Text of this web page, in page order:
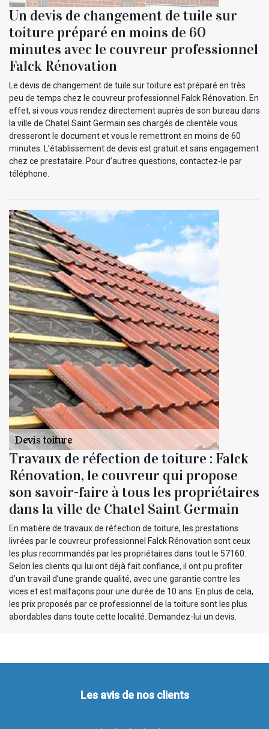
Un devis de changement de tuile sur
toiture préparé en moins de 60
minutes avec le couvreur professionnel
Falck Rénovation
Le devis de changement de tuile sur toiture est préparé en très
peu de temps chez le couvreur professionnel Falck Rénovation. En
effet, si vous vous rendez directement auprès de son bureau dans
la ville de Chatel Saint Germain ses chargés de clientèle vous
dresseront le document et vous le remettront en moins de 60
minutes. L’établissement de devis est gratuit et sans engagement
chez ce prestataire. Pour d’autres questions, contactez-le par
téléphone.
Travaux de réfection de toiture : Falck
Rénovation, le couvreur qui propose
son savoir-faire à tous les propriétaires
dans la ville de Chatel Saint Germain
En matière de travaux de réfection de toiture, les prestations
livrées par le couvreur professionnel Falck Rénovation sont ceux
les plus recommandés par les propriétaires dans tout le 57160.
Selon les clients qui lui ont déjà fait confiance, il ont pu profiter
d’un travail d’une grande qualité, avec une garantie contre les
vices et est malfaçons pour une durée de 10 ans. En plus de cela,
les prix proposés par ce professionnel de la toiture sont les plus
abordables dans toute cette localité. Demandez-lui un devis.
Les avis de nos clients